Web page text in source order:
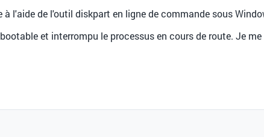
l'aide de l'outil diskpart en ligne de commande sous
et interrompu le processus en cours de route. Je